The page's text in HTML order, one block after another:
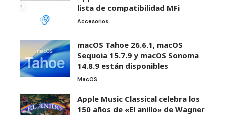
lista de compatibilidad MFi
Accesorios
macOS Tahoe 26.6.1, macOS
Sequoia 15.7.9 y macOS Sonoma
14.8.9 están disponibles
MacOS
Apple Music Classical celebra los
150 años de «El anillo» de Wagner